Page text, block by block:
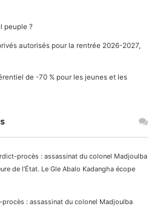
peuple ?
autorisés pour la rentrée 2026-2027,
de -70 % pour les jeunes et les
procès : assassinat du colonel Madjoulba
de l’État. Le Gle Abalo Kadangha écope
: assassinat du colonel Madjoulba